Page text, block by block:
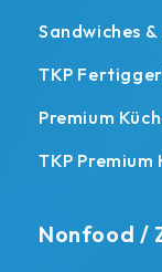
Sandwiches
TKP
Premium
TKP Premium
Nonfood /